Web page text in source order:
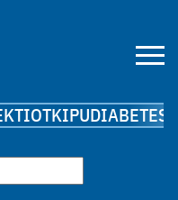
KIPUDIABETES